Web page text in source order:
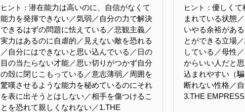
ヒント： 潜在能力は高いのに、自信がなくて
能力を発揮できない／気弱／自分の力で解決
できるはずの問題に怯えている／悲観主義／
実力はあるのに自虐的／見えない敵を恐れる
／自分にはできないと思い込んでいる／日の
目の当たらない才能／思い切りがつかず自分
の殻に閉じこもっている／意志薄弱／周囲を
驚嘆させるような能力を秘めているのにそれ
を表に出そうとはしない／相手を傷つけるこ
とを恐れて親しくなれない／1.THE
ヒント： 優しくて
まれている状態
いやる余裕があ
とができる立場
している／母性
からいい人だと
込まれやすい（
断れない性格／
3.THE